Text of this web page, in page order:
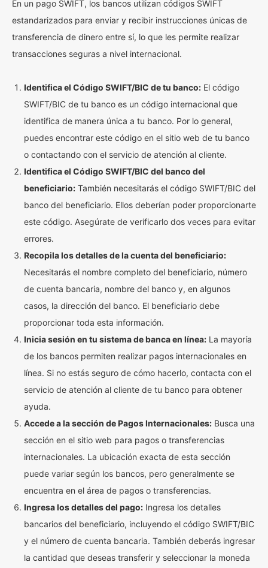
En un pago SWIFT, los bancos utilizan códigos SWIFT
estandarizados para enviar y recibir instrucciones únicas de
transferencia de dinero entre sí, lo que les permite realizar
transacciones seguras a nivel internacional.
Identifica el Código SWIFT/BIC de tu banco: El código
SWIFT/BIC de tu banco es un código internacional que
identifica de manera única a tu banco. Por lo general,
puedes encontrar este código en el sitio web de tu banco
o contactando con el servicio de atención al cliente.
Identifica el Código SWIFT/BIC del banco del
beneficiario: También necesitarás el código SWIFT/BIC del
banco del beneficiario. Ellos deberían poder proporcionarte
este código. Asegúrate de verificarlo dos veces para evitar
errores.
Recopila los detalles de la cuenta del beneficiario:
Necesitarás el nombre completo del beneficiario, número
de cuenta bancaria, nombre del banco y, en algunos
casos, la dirección del banco. El beneficiario debe
proporcionar toda esta información.
Inicia sesión en tu sistema de banca en línea: La mayoría
de los bancos permiten realizar pagos internacionales en
línea. Si no estás seguro de cómo hacerlo, contacta con el
servicio de atención al cliente de tu banco para obtener
ayuda.
Accede a la sección de Pagos Internacionales: Busca una
sección en el sitio web para pagos o transferencias
internacionales. La ubicación exacta de esta sección
puede variar según los bancos, pero generalmente se
encuentra en el área de pagos o transferencias.
Ingresa los detalles del pago: Ingresa los detalles
bancarios del beneficiario, incluyendo el código SWIFT/BIC
y el número de cuenta bancaria. También deberás ingresar
la cantidad que deseas transferir y seleccionar la moneda